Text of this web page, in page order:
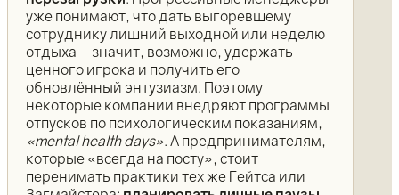
уже понимают, что дать выгоревшему
сотруднику лишний выходной или неделю
отдыха – значит, возможно, удержать
ценного игрока и получить его
обновлённый энтузиазм. Поэтому
некоторые компании внедряют программы
отпусков по психологическим показаниям,
«mental health days». А предпринимателям,
которые «всегда на посту», стоит
перенимать практики тех же Гейтса или